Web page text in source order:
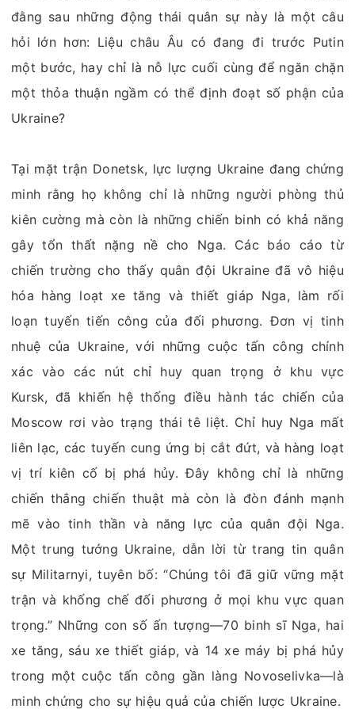
đằng sau những động thái quân sự này là một câu
hỏi lớn hơn: Liệu châu Âu có đang đi trước Putin
một bước, hay chỉ là nỗ lực cuối cùng để ngăn chặn
một thỏa thuận ngầm có thể định đoạt số phận của
Ukraine?
Tại mặt trận Donetsk, lực lượng Ukraine đang chứng
minh rằng họ không chỉ là những người phòng thủ
kiên cường mà còn là những chiến binh có khả năng
gây tổn thất nặng nề cho Nga. Các báo cáo từ
chiến trường cho thấy quân đội Ukraine đã vô hiệu
hóa hàng loạt xe tăng và thiết giáp Nga, làm rối
loạn tuyến tiến công của đối phương. Đơn vị tinh
nhuệ của Ukraine, với những cuộc tấn công chính
xác vào các nút chỉ huy quan trọng ở khu vực
Kursk, đã khiến hệ thống điều hành tác chiến của
Moscow rơi vào trạng thái tê liệt. Chỉ huy Nga mất
liên lạc, các tuyến cung ứng bị cắt đứt, và hàng loạt
vị trí kiên cố bị phá hủy. Đây không chỉ là những
chiến thắng chiến thuật mà còn là đòn đánh mạnh
mẽ vào tinh thần và năng lực của quân đội Nga.
Một trung tướng Ukraine, dẫn lời từ trang tin quân
sự Militarnyi, tuyên bố: “Chúng tôi đã giữ vững mặt
trận và khống chế đối phương ở mọi khu vực quan
trọng.” Những con số ấn tượng—70 binh sĩ Nga, hai
xe tăng, sáu xe thiết giáp, và 14 xe máy bị phá hủy
trong một cuộc tấn công gần làng Novoselivka—là
minh chứng cho sự hiệu quả của chiến lược Ukraine.